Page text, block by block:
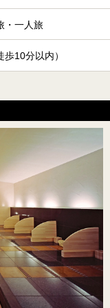
・一人旅
歩10分以内）